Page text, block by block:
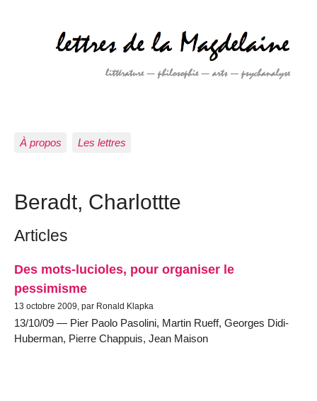
À propos Les lettres
Beradt, Charlottte
Articles
Des mots-lucioles, pour organiser le
pessimisme
13 octobre 2009, par Ronald Klapka
13/10/09 — Pier Paolo Pasolini, Martin Rueff, Georges Didi-
Huberman, Pierre Chappuis, Jean Maison